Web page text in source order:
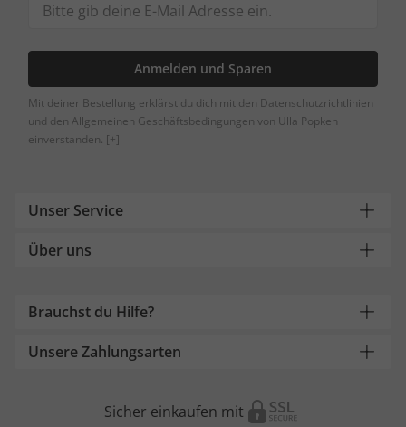
Anmelden und Sparen
Mit deiner Bestellung erklärst du dich mit den Datenschutzrichtlinien
und den Allgemeinen Geschäftsbedingungen von Ulla Popken
einverstanden. [+]
Unser Service
Über uns
Brauchst du Hilfe?
Unsere Zahlungsarten
Sicher einkaufen mit